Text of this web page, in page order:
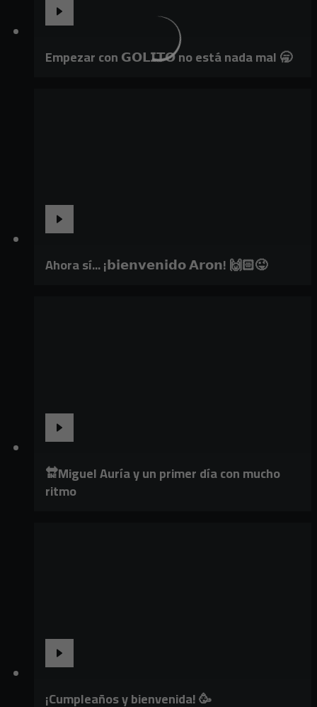
Empezar con 𝗚𝗢𝗟𝗜𝗧𝗢 no está nada mal 🥱
Ahora sí... ¡𝗯𝗶𝗲𝗻𝘃𝗲𝗻𝗶𝗱𝗼 𝗔𝗿𝗼𝗻! 🙌🏻😜
🔛Miguel Auría y un primer día con mucho
ritmo
¡Cumpleaños y bienvenida! 🥳